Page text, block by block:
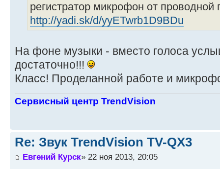
регистратор микрофон от проводной
http://yadi.sk/d/yyETwrb1D9BDu
На фоне музыки - вместо голоса
достаточно!!!
Класс! Проделанной работе и
Сервисный центр TrendVision
Re: Звук TrendVision TV-QX3
Евгений Курск» 22 ноя 2013, 20:05